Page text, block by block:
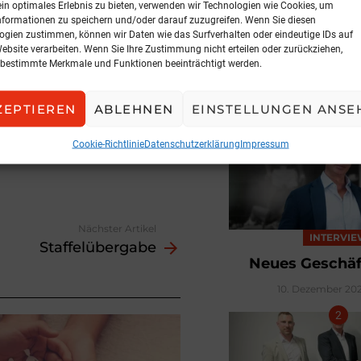
optimales Erlebnis zu bieten, verwenden wir Technologien wie Cookies, um
zu speichern und/oder darauf zuzugreifen. Wenn Sie diesen
zustimmen, können wir Daten wie das Surfverhalten oder eindeutige IDs auf
verarbeiten. Wenn Sie Ihre Zustimmung nicht erteilen oder zurückziehen,
Merkmale und Funktionen beeinträchtigt werden.
ABLEHNEN EINSTELLUNGEN
Cookie-RichtlinieDatenschutzerklärungImpressum
in Ihrem Besitz
Sie uns kurz die
risControl Häferln.
Nächster Artikel
Staffelübergabe
BELIEBTE
Neues
10. Dezember